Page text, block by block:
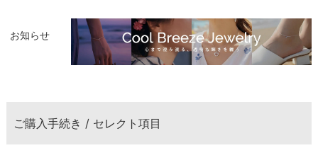
お知らせ
ご購入手続き / セレクト項目